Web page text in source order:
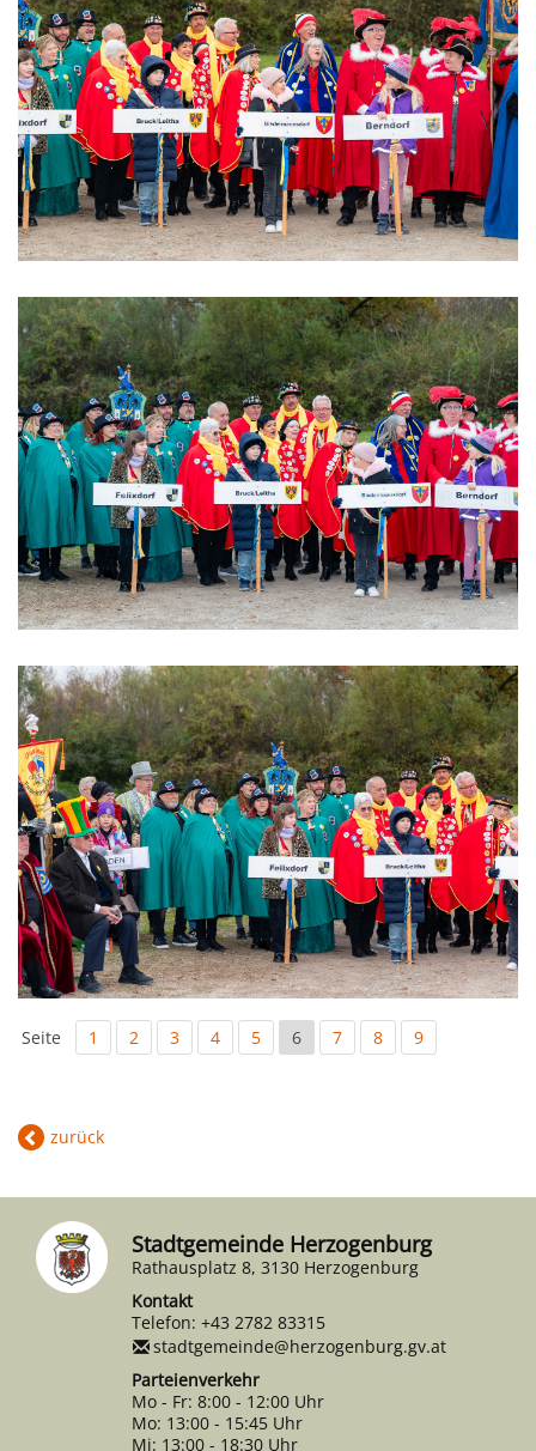
Seite 1 2 3 4 5 6 7 8 9
zurück
Stadtgemeinde Herzogenburg
Rathausplatz 8, 3130 Herzogenburg
Kontakt
Telefon: +43 2782 83315
stadtgemeinde@herzogenburg.gv.at
Parteienverkehr
Mo - Fr: 8:00 - 12:00 Uhr
Mo: 13:00 - 15:45 Uhr
Mi: 13:00 - 18:30 Uhr